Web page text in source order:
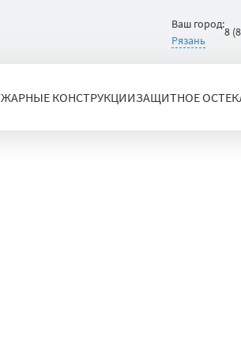
Ваш город:
Рязань
8
КОНСТРУКЦИИЗАЩИТНОЕ